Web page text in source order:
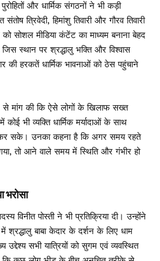
और धार्मिक संगठनों ने भी कड़ी
संतोष त्रिवेदी, हिमांशु तिवारी और गौरव तिवारी
सोशल मीडिया कंटेंट का माध्यम बनाना बेहद
जिस स्थान पर श्रद्धालु भक्ति और विश्वास
की हरकतें धार्मिक भावनाओं को ठेस पहुंचाने
मांग की कि ऐसे लोगों के खिलाफ सख्त
कोई भी व्यक्ति धार्मिक मर्यादाओं के साथ
सके। उनका कहना है कि अगर समय रहते
तो आने वाले समय में स्थिति और गंभीर हो
भरोसा
विनीत पोस्ती ने भी प्रतिक्रिया दी। उन्होंने
श्रद्धालु बाबा केदार के दर्शन के लिए धाम
सभी यात्रियों को सुगम एवं व्यवस्थित